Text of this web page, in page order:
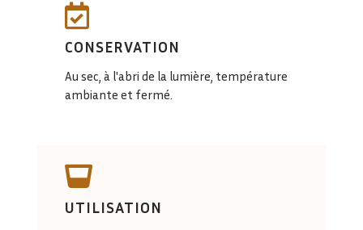

CONSERVATION
Au sec, à l'abri de la lumière, température
ambiante et fermé.

UTILISATION